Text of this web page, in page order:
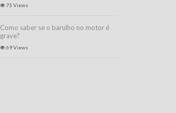
75 Views
Como saber se o barulho no motor é
grave?
69 Views